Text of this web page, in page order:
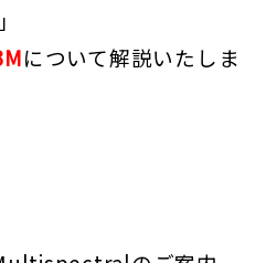
について解説いたしま